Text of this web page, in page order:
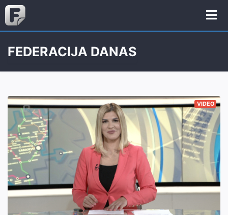
FEDERACIJA DANAS
VIDEO